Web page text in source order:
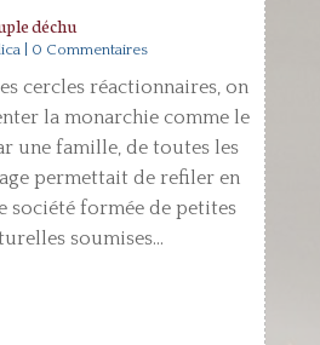
déchu
| 0 Commentaires
cercles réactionnaires, on
la monarchie comme le
une famille, de toutes les
permettait de refiler en
société formée de petites
soumises...